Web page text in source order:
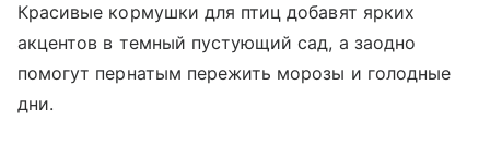
Красивые кормушки для птиц добавят ярких
акцентов в темный пустующий сад, а заодно
помогут пернатым пережить морозы и голодные
дни.